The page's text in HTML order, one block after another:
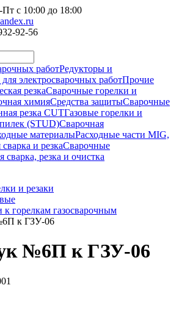
с 10:00 до 18:00
92-56
работРедукторы и
электросварочных работПрочие
резкаСварочные горелки и
химияСредства защитыСварочные
резка CUTГазовые горелки и
(STUD)Сварочная
материалыРасходные части MIG,
и резкаСварочные
сварка, резка и очистка
и резаки
горелкам газосварочным
к ГЗУ-06
№6П к ГЗУ-06